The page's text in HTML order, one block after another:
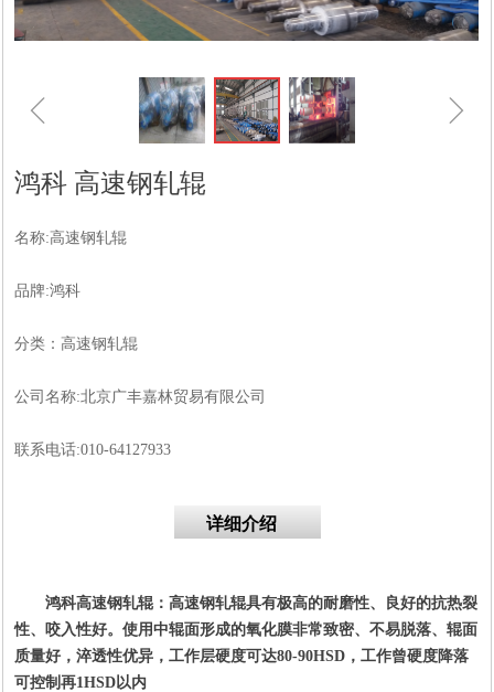
ꁆ ꁇ
鸿科 高速钢轧辊
名称:高速钢轧辊
品牌:鸿科
分类：高速钢轧辊
公司名称:北京广丰嘉林贸易有限公司
联系电话:010-64127933
详细介绍
鸿科高速钢轧辊：高速钢轧辊具有极高的耐磨性、良好的抗热裂
性、咬入性好。使用中辊面形成的氧化膜非常致密、不易脱落、辊面
质量好，淬透性优异，工作层硬度可达80-90HSD，工作曾硬度降落
可控制再1HSD以内